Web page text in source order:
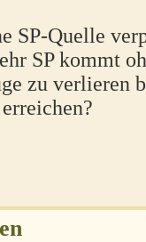
SP-Quelle
SP kommt
zu verlieren